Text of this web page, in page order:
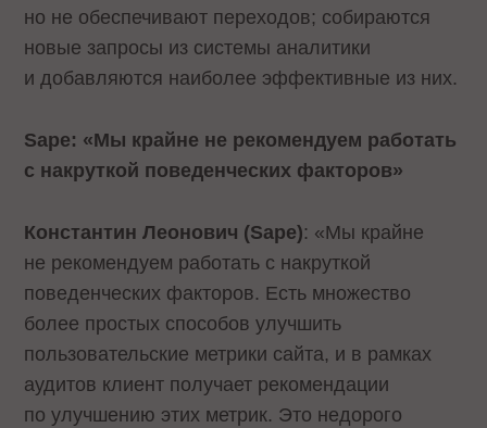
но не обеспечивают переходов; собираются
новые запросы из системы аналитики
и добавляются наиболее эффективные из них.
Sape: «Мы крайне не рекомендуем работать
с накруткой поведенческих факторов»
Константин Леонович (Sape): «Мы крайне
не рекомендуем работать с накруткой
поведенческих факторов. Есть множество
более простых способов улучшить
пользовательские метрики сайта, и в рамках
аудитов клиент получает рекомендации
по улучшению этих метрик. Это недорого